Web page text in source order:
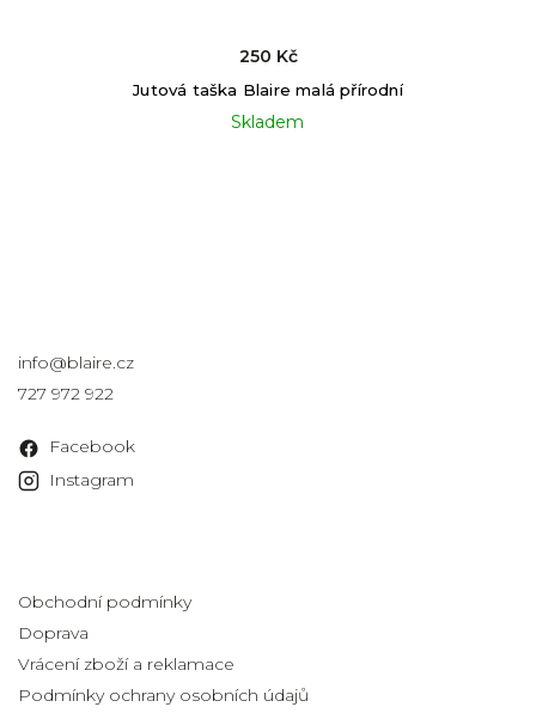
Jutová taška Blaire malá přírodní
Skladem
250 Kč
info@blaire.cz
727 972 922
Facebook
Instagram
Obchodní podmínky
Doprava
Vrácení zboží a reklamace
Podmínky ochrany osobních údajů